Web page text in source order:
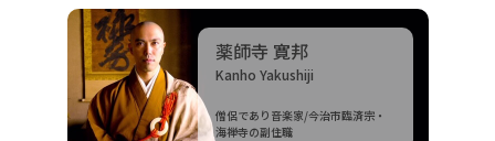
薬師寺 寛邦
Kanho Yakushiji
僧侶であり音楽家/今治市臨済宗・
海禅寺の副住職